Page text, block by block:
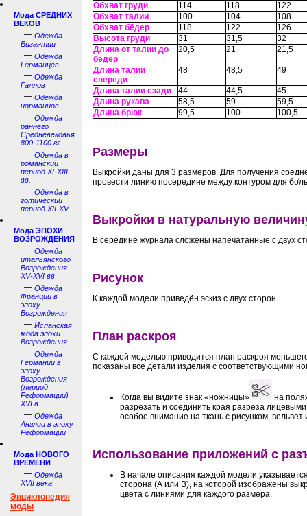
Мода СРЕДНИХ
ВЕКОВ
— Одежда
Византии
— Одежда
Германцев
— Одежда
Галлов
— Одежда
норманнов
— Одежда
раннего
Средневековья
800-1100 гг
— Одежда в
романский
период XI-XIII
вв.
— Одежда в
готический
период XII-XV
Мода ЭПОХИ
ВОЗРОЖДЕНИЯ
— Одежда
итальянского
Возрождения
XV-XVI вв
— Одежда
Франции в
эпоху
Возрождения
— Испанская
мода эпохи
Возрождения
— Одежда
Германии в
эпоху
Возрождения
(период
Реформации)
XVI в
— Одежда
Англии в эпоху
Реформации
Мода НОВОГО
ВРЕМЕНИ
— Одежда
XVII века
Энциклопедия
моды
Обхват груди
114 118
122
Обхват талии
100 104
108
Обхват бёдер
118 122
126
Высота груди
31 31,5
32
Длина от талии до
бедер
20,5 21 21,5
Длина талии
спереди
48 48,5 49
Длина талии сзади 44 44,5
45
Длина рукава
58,5 59
59,5
Длина брюк
99,5 100 100,5
Размеры
Выкройки даны для 3 размеров. Для получения
провести линию посередине между контуром для
Выкройки в натуральную
В середине журнала сложены напечатанные с двух
Рисунок
К каждой модели приведён эскиз с двух сторон.
План раскроя
С каждой моделью приводится план раскроя
показаны все детали изделия с соответствующими
Когда вы видите знак «ножницы»
на
разрезать и соединить края разреза
особое внимание на ткань с рисунком, вельвет
Использование приложений с
В начале описания каждой модели
сторона (А или В), на которой изображены
цвета с линиями для каждого размера.